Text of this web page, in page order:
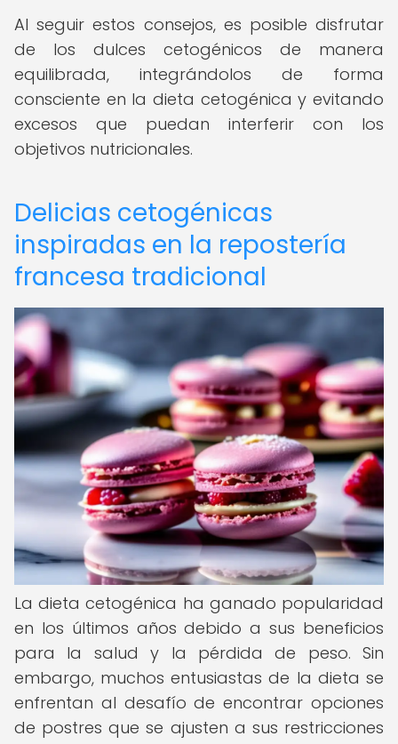
Al seguir estos consejos, es posible disfrutar
de los dulces cetogénicos de manera
equilibrada, integrándolos de forma
consciente en la dieta cetogénica y evitando
excesos que puedan interferir con los
objetivos nutricionales.
Delicias cetogénicas
inspiradas en la repostería
francesa tradicional
La dieta cetogénica ha ganado popularidad
en los últimos años debido a sus beneficios
para la salud y la pérdida de peso. Sin
embargo, muchos entusiastas de la dieta se
enfrentan al desafío de encontrar opciones
de postres que se ajusten a sus restricciones